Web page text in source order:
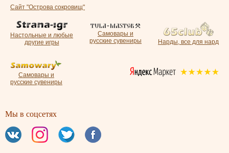
Сайт "Острова сокровищ"
Настольные и любые
другие игры
Самовары и
русские сувениры
Нарды, все для нард
Самовары и
русские сувениры
Мы в соцсетях